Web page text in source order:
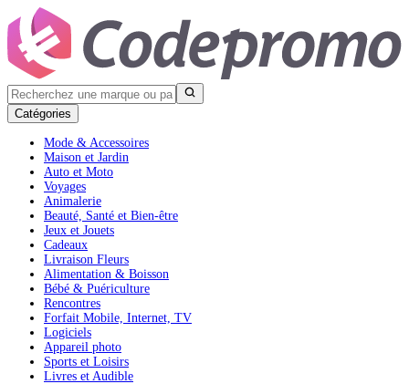
Catégories
Mode & Accessoires
Maison et Jardin
Auto et Moto
Voyages
Animalerie
Beauté, Santé et Bien-être
Jeux et Jouets
Cadeaux
Livraison Fleurs
Alimentation & Boisson
Bébé & Puériculture
Rencontres
Forfait Mobile, Internet, TV
Logiciels
Appareil photo
Sports et Loisirs
Livres et Audible